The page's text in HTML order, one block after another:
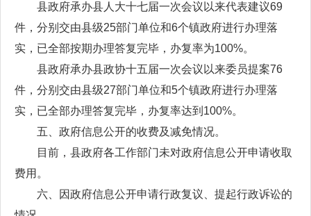
县政府承办县人大十七届一次会议以来代表建议69
件，分别交由县级25部门单位和6个镇政府进行办理落
实，已全部按期办理答复完毕，办复率为100%。
县政府承办县政协十五届一次会议以来委员提案76
件，分别交由县级27部门单位和5个镇政府进行办理落
实，已全部办理答复完毕，办复率达到100%。
五、政府信息公开的收费及减免情况。
目前，县政府各工作部门未对政府信息公开申请收取
费用。
六、因政府信息公开申请行政复议、提起行政诉讼的